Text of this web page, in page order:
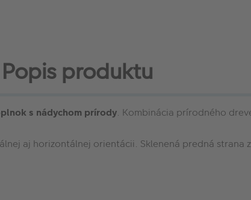
Popis produktu
s nádychom prírody. Kombinácia prírodného
aj horizontálnej orientácii. Sklenená predná